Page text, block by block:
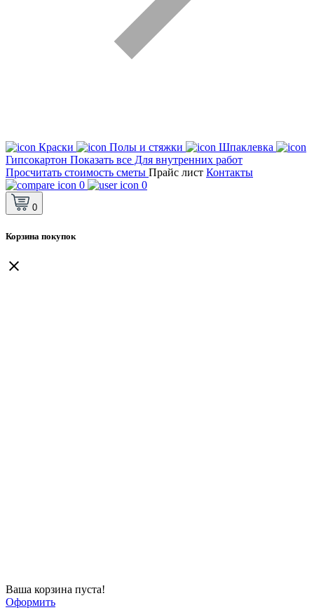
Краски Полы и стяжки
Шпаклевка
Гипсокартон Показать все Для внутренних работ
Просчитать стоимость сметы Прайс лист Контакты
0
0
0
Корзина покупок
Ваша корзина пуста!
Оформить